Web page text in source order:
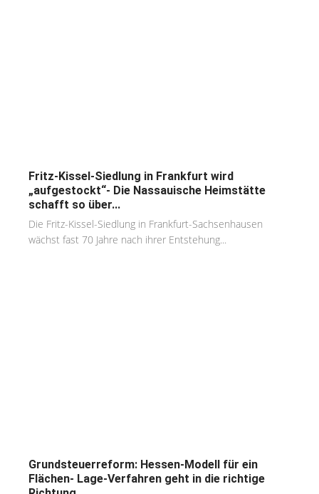
Fritz-Kissel-Siedlung in Frankfurt wird
„aufgestockt“- Die Nassauische Heimstätte
schafft so über...
Die Fritz-Kissel-Siedlung in Frankfurt-Sachsenhausen
wächst fast 70 Jahre nach ihrer Entstehung...
Grundsteuerreform: Hessen-Modell für ein
Flächen- Lage-Verfahren geht in die richtige